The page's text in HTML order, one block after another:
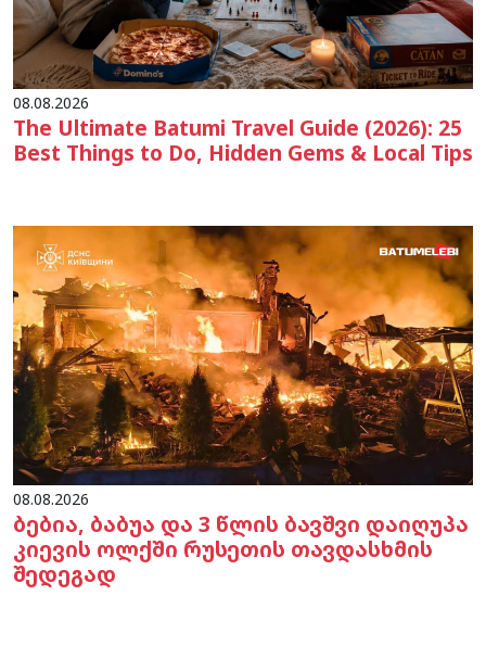
08.08.2026
The Ultimate Batumi Travel Guide (2026): 25
Best Things to Do, Hidden Gems & Local Tips
08.08.2026
ბებია, ბაბუა და 3 წლის ბავშვი დაიღუპა
კიევის ოლქში რუსეთის თავდასხმის
შედეგად